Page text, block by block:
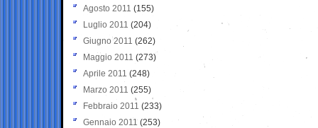
Agosto 2011 (155)
Luglio 2011 (204)
Giugno 2011 (262)
Maggio 2011 (273)
Aprile 2011 (248)
Marzo 2011 (255)
Febbraio 2011 (233)
Gennaio 2011 (253)